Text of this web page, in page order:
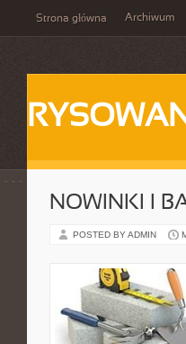
Strona główna Archiwum
NOWINKI I
POSTED BY ADMIN